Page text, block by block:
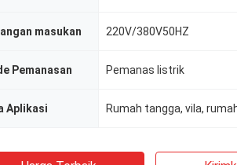
masukan 220V/380V50HZ
Pemanasan Pemanas listrik
Aplikasi Rumah tangga, vila,